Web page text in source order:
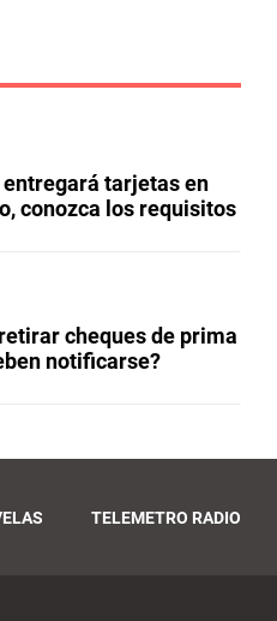
entregará tarjetas en
conozca los requisitos
cheques de prima
notificarse?
TELEMETRO RADIO